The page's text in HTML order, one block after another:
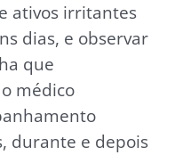
ativos irritantes
dias, e observar
que
médico
durante e depois